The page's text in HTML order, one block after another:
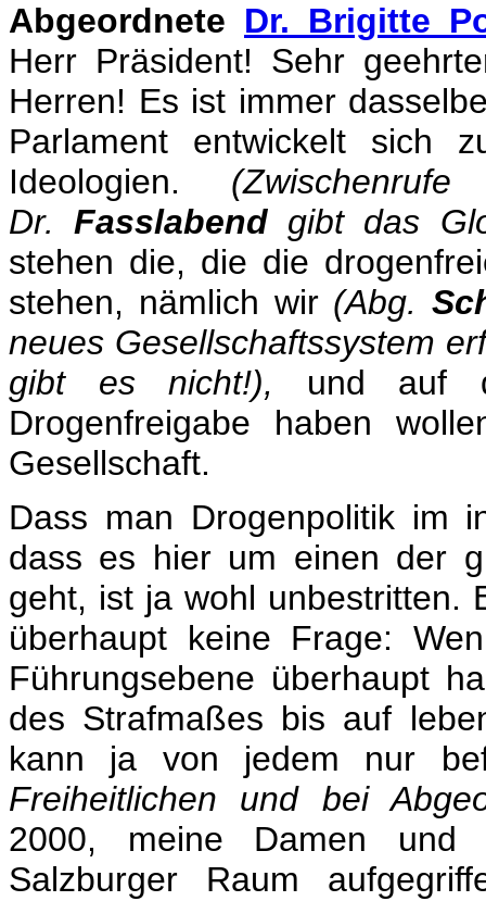
Abgeordnete Dr. Brigitte
Herr Präsident! Sehr
Herren! Es ist immer
Parlament entwickelt sich
Ideologien.
Dr.Fasslabend gibt das
stehen die, die die
stehen, nämlich wir (Abg.
neues Gesellschaftssystem
gibt es nicht!),
und auf
Drogenfreigabe haben
Gesellschaft.
Dass man Drogenpolitik im
dass es hier um einen der
geht, ist ja wohl unbestritten.
überhaupt keine Frage:
Führungsebene überhaupt
des Strafmaßes bis auf
kann ja von jedem nur
Freiheitlichen und bei
2000, meine Damen und
Salzburger Raum